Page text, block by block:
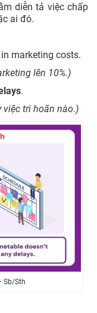
diễn tả việc chấp
ai đó.
in marketing costs.
lên 10%.)
.
việc trì hoãn nào.)
Sb/Sth